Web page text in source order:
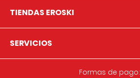
TIENDAS EROSKI
SERVICIOS
Formas de pago: